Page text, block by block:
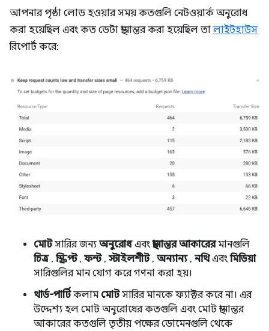
আপনার পৃষ্ঠা লোড হওয়ার সময় কতগুলি নেটওয়ার্ক অনুরোধ
করা হয়েছিল এবং কত ডেটা স্থানান্তর করা হয়েছিল তালাইটহাউস
রিপোর্ট করে:
মোটসারির জন্য অনুরোধএবংস্থানান্তর আকারেরমানগুলি
চিত্র,স্ক্রিপ্ট, ফন্ট,স্টাইলশীট, অন্যান্য, নথিএবংমিডিয়া
সারিগুলির মান যোগ করে গণনা করা হয়।
থার্ড-পার্টিকলাম মোটসারির মানকে ফ্যাক্টর করে না। এর
উদ্দেশ্য হল মোট অনুরোধের কতগুলি এবং মোট স্থানান্তর
আকারের কতগুলি তৃতীয় পক্ষের ডোমেনগুলি থেকে